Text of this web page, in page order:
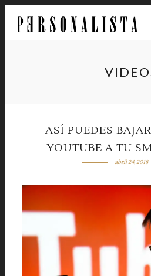
ASÍ PUEDES
YOUTUBE A TU
abril 24, 2018